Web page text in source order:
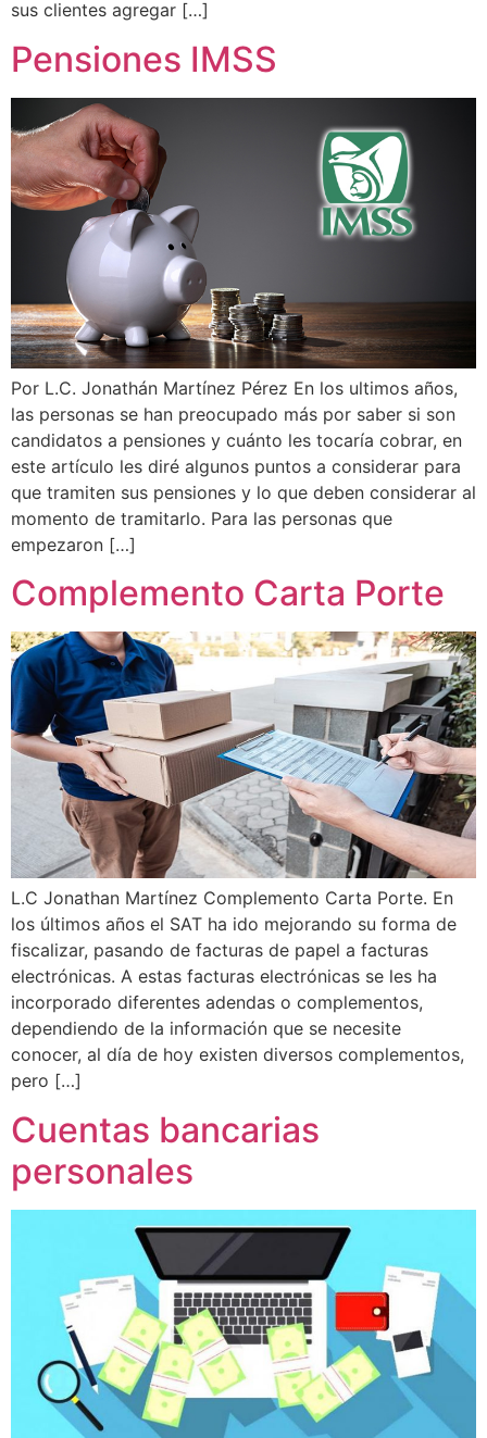
sus clientes agregar […]
Pensiones IMSS
Por L.C. Jonathán Martínez Pérez En los ultimos años,
las personas se han preocupado más por saber si son
candidatos a pensiones y cuánto les tocaría cobrar, en
este artículo les diré algunos puntos a considerar para
que tramiten sus pensiones y lo que deben considerar al
momento de tramitarlo. Para las personas que
empezaron […]
Complemento Carta Porte
L.C Jonathan Martínez Complemento Carta Porte. En
los últimos años el SAT ha ido mejorando su forma de
fiscalizar, pasando de facturas de papel a facturas
electrónicas. A estas facturas electrónicas se les ha
incorporado diferentes adendas o complementos,
dependiendo de la información que se necesite
conocer, al día de hoy existen diversos complementos,
pero […]
Cuentas bancarias
personales